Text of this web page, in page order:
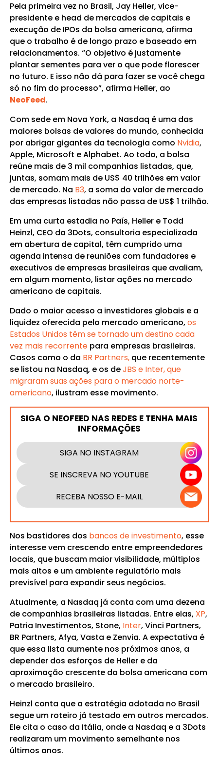
Pela primeira vez no Brasil, Jay Heller, vice-
presidente e head de mercados de capitais e
execução de IPOs da bolsa americana, afirma
que o trabalho é de longo prazo e baseado em
relacionamentos. “O objetivo é justamente
plantar sementes para ver o que pode florescer
no futuro. E isso não dá para fazer se você chega
só no fim do processo”, afirma Heller, ao
NeoFeed.
Com sede em Nova York, a Nasdaq é uma das
maiores bolsas de valores do mundo, conhecida
por abrigar gigantes da tecnologia como Nvidia,
Apple, Microsoft e Alphabet. Ao todo, a bolsa
reúne mais de 3 mil companhias listadas, que,
juntas, somam mais de US$ 40 trilhões em valor
de mercado. Na B3, a soma do valor de mercado
das empresas listadas não passa de US$ 1 trilhão.
Em uma curta estadia no País, Heller e Todd
Heinzl, CEO da 3Dots, consultoria especializada
em abertura de capital, têm cumprido uma
agenda intensa de reuniões com fundadores e
executivos de empresas brasileiras que avaliam,
em algum momento, listar ações no mercado
americano de capitais.
Dado o maior acesso a investidores globais e a
liquidez oferecida pelo mercado americano, os
Estados Unidos têm se tornado um destino cada
vez mais recorrentepara empresas brasileiras.
Casos como o da BR Partners,que recentemente
se listou na Nasdaq, e os deJBS e Inter, que
migraram suas ações para o mercado norte-
americano, ilustram esse movimento.
SIGA O NEOFEED NAS REDES E TENHA MAIS
INFORMAÇÕES
SIGA NO INSTAGRAM
SE INSCREVA NO YOUTUBE
RECEBA NOSSO E-MAIL
Nos bastidores dos bancos de investimento, esse
interesse vem crescendo entre empreendedores
locais, que buscam maior visibilidade, múltiplos
mais altos e um ambiente regulatório mais
previsível para expandir seus negócios.
Atualmente, a Nasdaq já conta com uma dezena
de companhias brasileiras listadas. Entre elas, XP,
Patria Investimentos, Stone, Inter, Vinci Partners,
BR Partners, Afya, Vasta e Zenvia. A expectativa é
que essa lista aumente nos próximos anos, a
depender dos esforços de Heller e da
aproximação crescente da bolsa americana com
o mercado brasileiro.
Heinzl conta que a estratégia adotada no Brasil
segue um roteiro já testado em outros mercados.
Ele cita o caso da Itália, onde a Nasdaq e a 3Dots
realizaram um movimento semelhante nos
últimos anos.